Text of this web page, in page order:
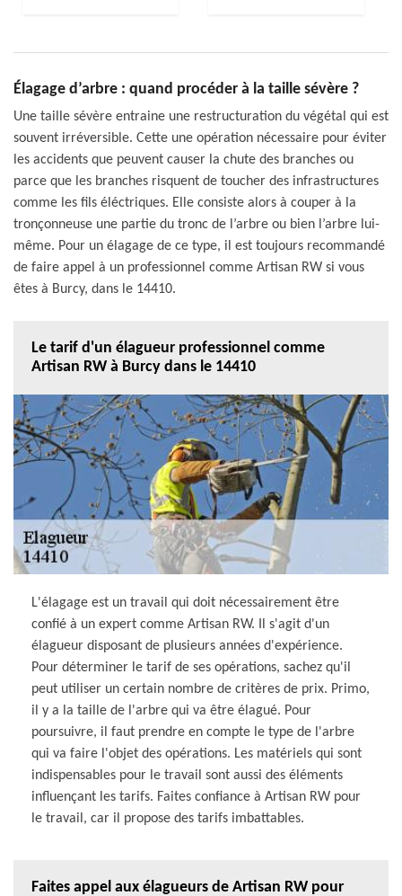
Élagage d’arbre : quand procéder à la taille sévère ?
Une taille sévère entraine une restructuration du végétal qui est
souvent irréversible. Cette une opération nécessaire pour éviter
les accidents que peuvent causer la chute des branches ou
parce que les branches risquent de toucher des infrastructures
comme les fils éléctriques. Elle consiste alors à couper à la
tronçonneuse une partie du tronc de l’arbre ou bien l’arbre lui-
même. Pour un élagage de ce type, il est toujours recommandé
de faire appel à un professionnel comme Artisan RW si vous
êtes à Burcy, dans le 14410.
Le tarif d'un élagueur professionnel comme
Artisan RW à Burcy dans le 14410
L'élagage est un travail qui doit nécessairement être
confié à un expert comme Artisan RW. Il s'agit d'un
élagueur disposant de plusieurs années d'expérience.
Pour déterminer le tarif de ses opérations, sachez qu'il
peut utiliser un certain nombre de critères de prix. Primo,
il y a la taille de l'arbre qui va être élagué. Pour
poursuivre, il faut prendre en compte le type de l'arbre
qui va faire l'objet des opérations. Les matériels qui sont
indispensables pour le travail sont aussi des éléments
influençant les tarifs. Faites confiance à Artisan RW pour
le travail, car il propose des tarifs imbattables.
Faites appel aux élagueurs de Artisan RW pour